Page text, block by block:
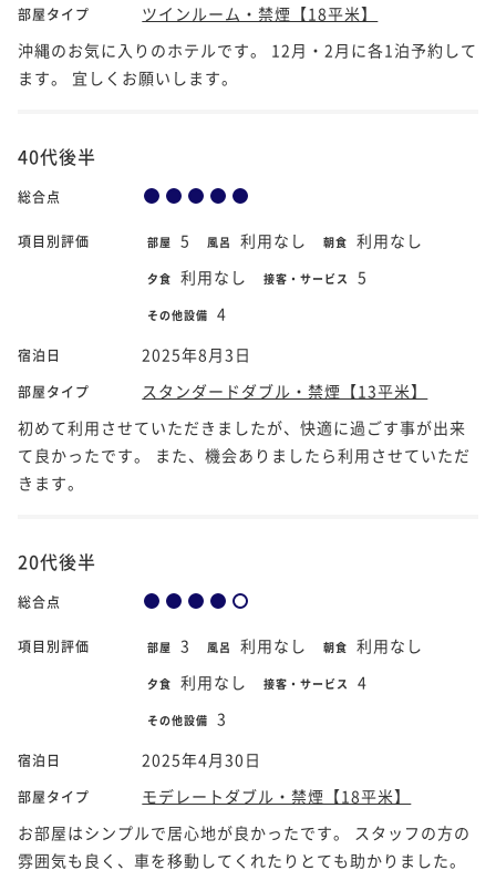
部屋タイプ
ツインルーム・禁煙【18平米】
沖縄のお気に入りのホテルです。 12月・2月に各1泊予約して
ます。 宜しくお願いします。
40代後半
総合点
項目別評価 部屋 5 風呂 利用なし 朝食 利用なし
夕食 利用なし 接客・サービス 5
その他設備 4
宿泊日 2025年8月3日
部屋タイプ
スタンダードダブル・禁煙【13平米】
初めて利用させていただきましたが、快適に過ごす事が出来
て良かったです。 また、機会ありましたら利用させていただ
きます。
20代後半
総合点
項目別評価 部屋 3 風呂 利用なし 朝食 利用なし
夕食 利用なし 接客・サービス 4
その他設備 3
宿泊日 2025年4月30日
部屋タイプ
モデレートダブル・禁煙【18平米】
お部屋はシンプルで居心地が良かったです。 スタッフの方の
雰囲気も良く、車を移動してくれたりとても助かりました。